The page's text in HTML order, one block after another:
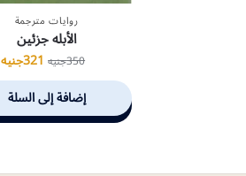
روايات مترجمة
الأبله جزئين
350جنيه 321جنيه
إضافة إلى السلة